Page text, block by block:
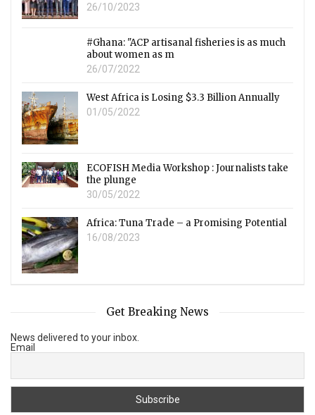
26/10/2023
#Ghana: "ACP artisanal fisheries is as much
about women as m
26/07/2022
West Africa is Losing $3.3 Billion Annually
01/05/2022
ECOFISH Media Workshop : Journalists take
the plunge
30/05/2022
Africa: Tuna Trade – a Promising Potential
16/08/2023
Get Breaking News
News delivered to your inbox.
Email